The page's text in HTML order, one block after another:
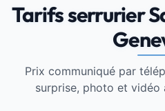
Tarifs serrurier
Prix communiqué par
surprise, photo et vidéo